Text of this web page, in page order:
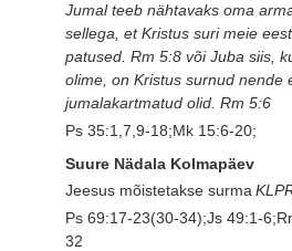
Jumal teeb nähtavaks oma
sellega, et Kristus suri meie
patused. Rm 5:8 või Juba siis,
olime, on Kristus surnud nende
jumalakartmatud olid. Rm 5:6
Ps 35:1,7,9-18;Mk 15:6-20;
Suure Nädala Kolmapäev
Jeesus mõistetakse surma
Ps 69:17-23(30-34);Js 49:1-
32